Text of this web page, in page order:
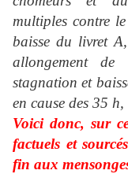
multiples contre
baisse du livret
allongement
stagnation et
en cause des 35 h,
Voici donc, sur
factuels et
fin aux